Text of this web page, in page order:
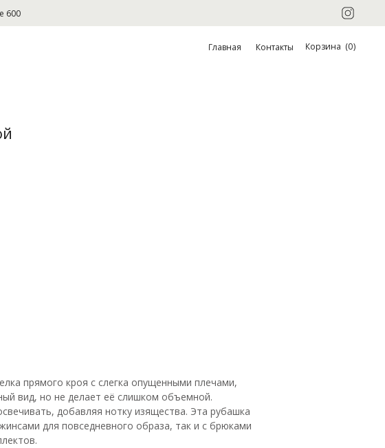
Корзина 0
( )
Контакты
600
Главная
прямого кроя с слегка опущенными плечами,
вид, но не делает её слишком объемной.
добавляя нотку изящества. Эта рубашка
для повседневного образа, так и с брюками